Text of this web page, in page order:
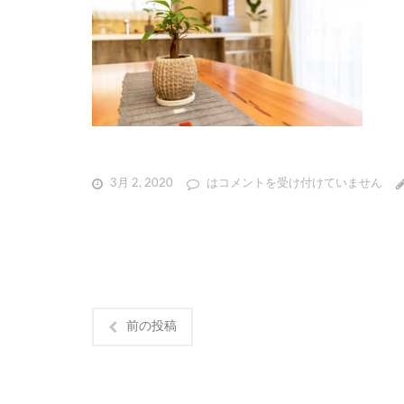
3月 2, 2020 は コメントを受け付けていません
前の投稿